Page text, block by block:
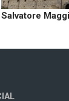
Salvatore